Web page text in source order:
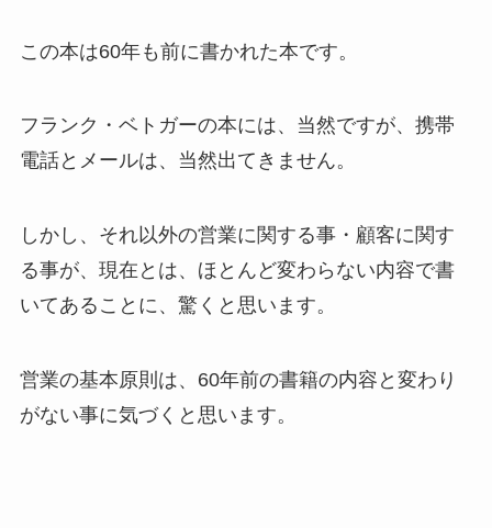
この本は60年も前に書かれた本です。
フランク・ベトガーの本には、当然ですが、携帯
電話とメールは、当然出てきません。
しかし、それ以外の営業に関する事・顧客に関す
る事が、現在とは、ほとんど変わらない内容で書
いてあることに、驚くと思います。
営業の基本原則は、60年前の書籍の内容と変わり
がない事に気づくと思います。